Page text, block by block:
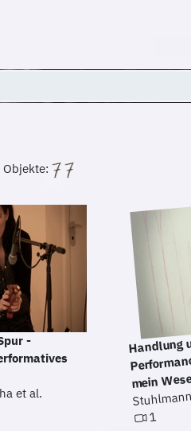
Objekte:
-
et al.
Handlung
mein
1